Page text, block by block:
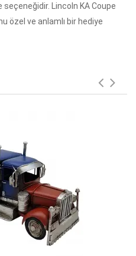
seçeneğidir. Lincoln KA Coupe
özel ve anlamlı bir hediye